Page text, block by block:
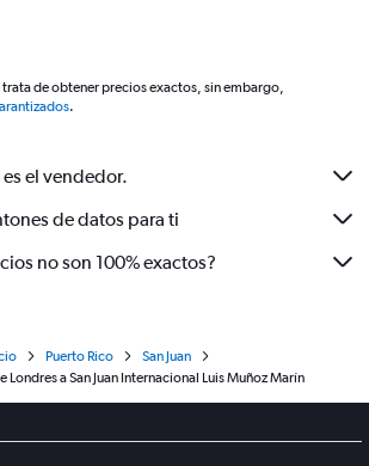
de obtener precios exactos, sin embargo,
.
el vendedor.
de datos para ti
no son 100% exactos?
Puerto Rico
San Juan
Londres a San Juan Internacional Luis Muñoz Marín